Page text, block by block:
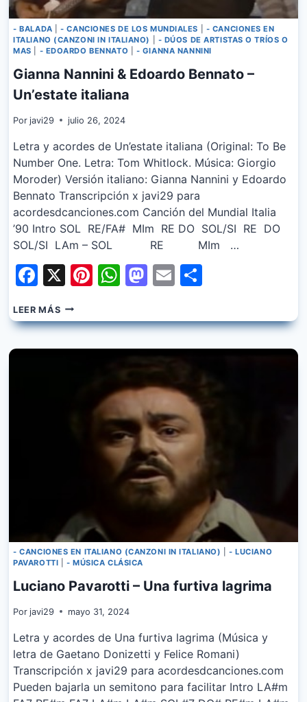
- BALADA |- CANCIONES DE LOS MUNDIALES
- CANCIONES EN
ITALIANO (CANZONI IN ITALIANO)
- DÚOS DE ARTISTAS O TRÍOS O
MAS
- EDOARDO BENNATO - GIANNA NANNINI
Gianna Nannini & Edoardo Bennato –
Un’estate italiana
Por javi29 julio 26, 2024
Letra y acordes de Un’estate italiana (Original: To Be
Number One. Letra: Tom Whitlock. Música: Giorgio
Moroder) Versión italiano: Gianna Nannini y Edoardo
Bennato Transcripción x javi29 para
acordesdcanciones.com Canción del Mundial Italia
’90 Intro SOL RE/FA# MIm RE DO SOL/SI RE DO
SOL/SI LAm – SOL RE MIm …
Facebook
X Pinterest
WhatsApp
Mastodon
Email
LEER MÁSGIANNA
NANNINI
&
ITALIANA
- CANCIONES EN ITALIANO (CANZONI IN ITALIANO) |- LUCIANO
PAVAROTTI
- MÚSICA CLÁSICA
Luciano Pavarotti – Una furtiva lagrima
Por javi29 mayo 31, 2024
Letra y acordes de Una furtiva lagrima (Música y
letra de Gaetano Donizetti y Felice Romani)
Transcripción x javi29 para acordesdcanciones.com
Pueden bajarla un semitono para facilitar Intro LA#m